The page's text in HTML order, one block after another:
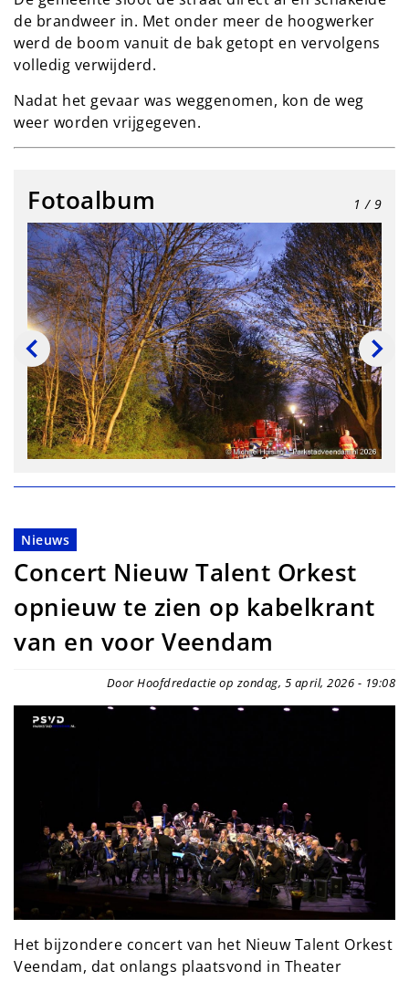
de brandweer in. Met onder meer de hoogwerker
werd de boom vanuit de bak getopt en vervolgens
volledig verwijderd.
Nadat het gevaar was weggenomen, kon de weg
weer worden vrijgegeven.
Fotoalbum 1 / 9
Nieuws
Concert Nieuw Talent Orkest
opnieuw te zien op kabelkrant
van en voor Veendam
Door Hoofdredactie op zondag, 5 april, 2026 - 19:08
Het bijzondere concert van het Nieuw Talent Orkest
Veendam, dat onlangs plaatsvond in Theater